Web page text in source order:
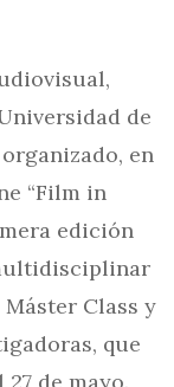
de
organizado, en
“Film in
edición
Class y
que